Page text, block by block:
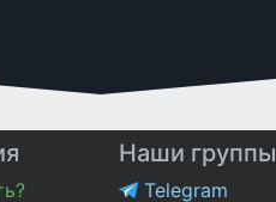
Наши группы
Telegram